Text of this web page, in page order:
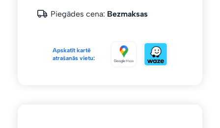
Piegādes cena: Bezmaksas
Apskatīt kartē
atrašanās vietu: